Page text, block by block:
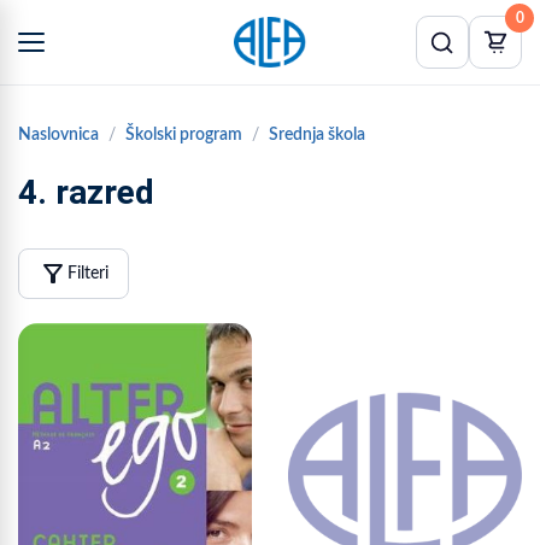
0
Naslovnica Školski program Srednja škola
4. razred
filter_alt Filteri